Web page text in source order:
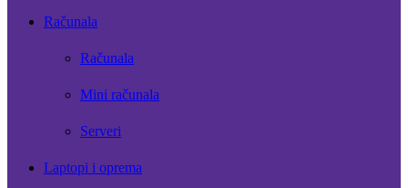
Računala
Računala
Mini računala
Serveri
Laptopi i oprema